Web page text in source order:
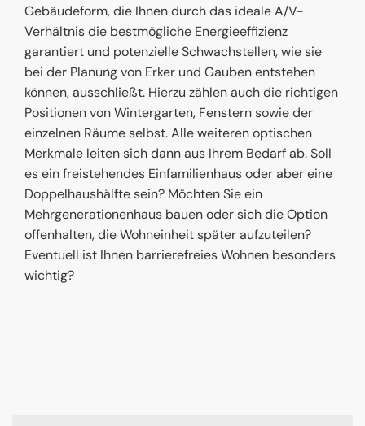
Gebäudeform, die Ihnen durch das ideale A/V-
Verhältnis die bestmögliche Energieeffizienz
garantiert und potenzielle Schwachstellen, wie sie
bei der Planung von Erker und Gauben entstehen
können, ausschließt. Hierzu zählen auch die richtigen
Positionen von Wintergarten, Fenstern sowie der
einzelnen Räume selbst. Alle weiteren optischen
Merkmale leiten sich dann aus Ihrem Bedarf ab. Soll
es ein freistehendes Einfamilienhaus oder aber eine
Doppelhaushälfte sein? Möchten Sie ein
Mehrgenerationenhaus bauen oder sich die Option
offenhalten, die Wohneinheit später aufzuteilen?
Eventuell ist Ihnen barrierefreies Wohnen besonders
wichtig?